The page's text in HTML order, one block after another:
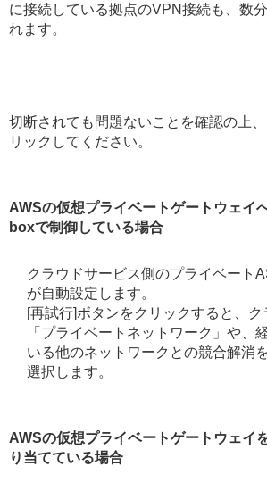
に接続している拠点のVPN接続も、数
れます。
切断されても問題ないことを確認の上
リックしてください。
AWSの仮想プライベートゲートウェイ
boxで制御している場合
クラウドサービス側のプライベート
が自動設定します。
[再試行]ボタンをクリックすると、
「プライベートネットワーク」や、
いる他のネットワークとの競合解消
選択します。
AWSの仮想プライベートゲートウェイ
り当てている場合